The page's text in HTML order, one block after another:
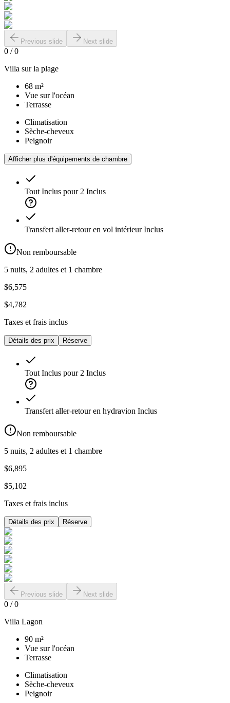
Previous slide Next slide
0 /0
Villa sur la plage
68 m²
Vue sur l'océan
Terrasse
Climatisation
Sèche-cheveux
Peignoir
Afficher plus d'équipements de chambre
Tout Inclus pour 2 Inclus
Transfert aller-retour en vol intérieur Inclus
Non remboursable
5 nuits, 2 adultes et 1 chambre
$6,575
$4,782
Taxes et frais inclus
Détails des prix Réserve
Tout Inclus pour 2 Inclus
Transfert aller-retour en hydravion Inclus
Non remboursable
5 nuits, 2 adultes et 1 chambre
$6,895
$5,102
Taxes et frais inclus
Détails des prix Réserve
Previous slide Next slide
0 /0
Villa Lagon
90 m²
Vue sur l'océan
Terrasse
Climatisation
Sèche-cheveux
Peignoir